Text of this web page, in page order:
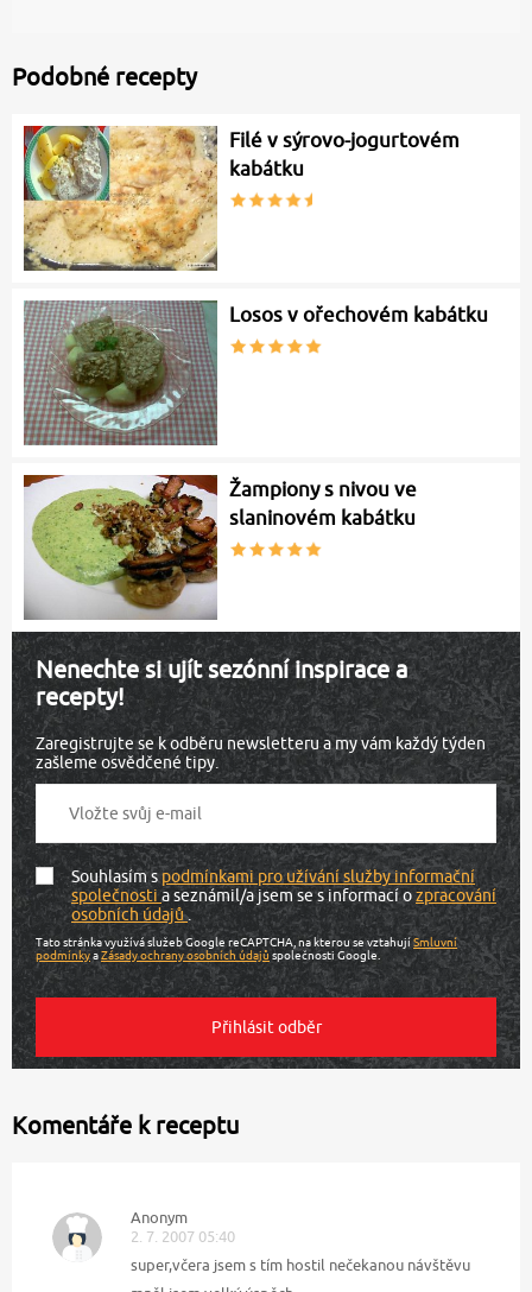
Podobné recepty
Filé v sýrovo-jogurtovém
kabátku
Losos v ořechovém kabátku
Žampiony s nivou ve
slaninovém kabátku
Nenechte si ujít sezónní inspirace a
recepty!
Zaregistrujte se k odběru newsletteru a my vám každý týden
zašleme osvědčené tipy.
Souhlasím spodmínkami pro užívání služby informační
společnostia seznámil/a jsem se s informací ozpracování
osobních údajů.
Tato stránka využívá služeb Google reCAPTCHA, na kterou se vztahujíSmluvní
podmínkyaZásady ochrany osobních údajů společnosti Google.
Komentáře k receptu
Anonym
2. 7. 2007 05:40
super,včera jsem s tím hostil nečekanou návštěvu